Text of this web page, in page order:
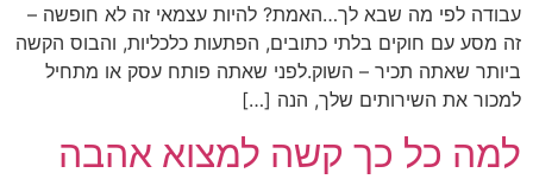
עבודה לפי מה שבא לך…האמת? להיות עצמאי זה לא חופשה –
זה מסע עם חוקים בלתי כתובים, הפתעות כלכליות, והבוס הקשה
ביותר שאתה תכיר – השוק.לפני שאתה פותח עסק או מתחיל
למכור את השירותים שלך, הנה […]
למה כל כך קשה למצוא אהבה